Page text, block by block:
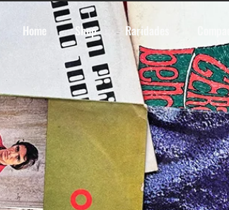
Home Shop Raridades